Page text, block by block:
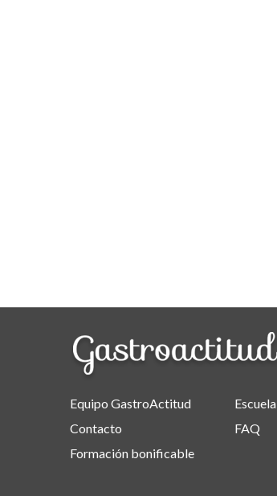
Equipo GastroActitud
Contacto
Formación bonificable
Escuela
FAQ